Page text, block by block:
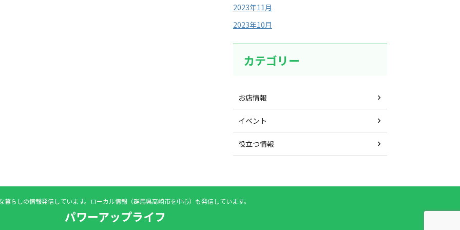
2023年11月
2023年10月
カテゴリー
お店情報
イベント
役立つ情報
暮らしの情報発信しています。ローカル情報（群馬県高崎市を中心）も発信しています。
パワーアップライフ